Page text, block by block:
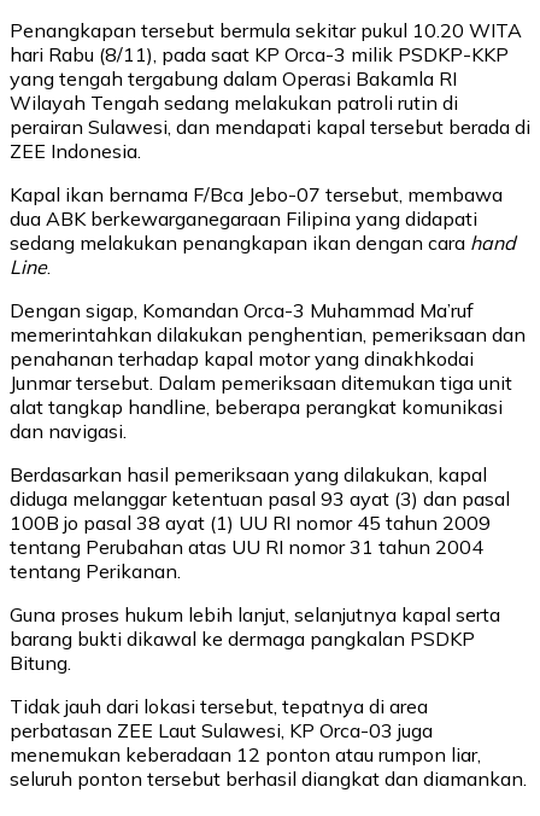
Penangkapan tersebut bermula sekitar pukul 10.20 WITA
hari Rabu (8/11), pada saat KP Orca-3 milik PSDKP-KKP
yang tengah tergabung dalam Operasi Bakamla RI
Wilayah Tengah sedang melakukan patroli rutin di
perairan Sulawesi, dan mendapati kapal tersebut berada di
ZEE Indonesia.
Kapal ikan bernama F/Bca Jebo-07 tersebut, membawa
dua ABK berkewarganegaraan Filipina yang didapati
sedang melakukan penangkapan ikan dengan cara hand
Line.
Dengan sigap, Komandan Orca-3 Muhammad Ma’ruf
memerintahkan dilakukan penghentian, pemeriksaan dan
penahanan terhadap kapal motor yang dinakhkodai
Junmar tersebut. Dalam pemeriksaan ditemukan tiga unit
alat tangkap handline, beberapa perangkat komunikasi
dan navigasi.
Berdasarkan hasil pemeriksaan yang dilakukan, kapal
diduga melanggar ketentuan pasal 93 ayat (3) dan pasal
100B jo pasal 38 ayat (1) UU RI nomor 45 tahun 2009
tentang Perubahan atas UU RI nomor 31 tahun 2004
tentang Perikanan.
Guna proses hukum lebih lanjut, selanjutnya kapal serta
barang bukti dikawal ke dermaga pangkalan PSDKP
Bitung.
Tidak jauh dari lokasi tersebut, tepatnya di area
perbatasan ZEE Laut Sulawesi, KP Orca-03 juga
menemukan keberadaan 12 ponton atau rumpon liar,
seluruh ponton tersebut berhasil diangkat dan diamankan.